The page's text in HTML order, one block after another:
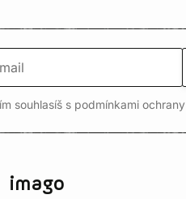
souhlasíš s podmínkami ochrany
imago